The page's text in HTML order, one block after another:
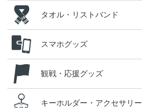
タオル・リストバンド
スマホグッズ
観戦・応援グッズ
キーホルダー・アクセサリー